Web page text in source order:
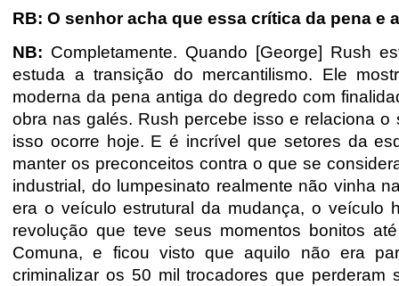
RB: O senhor acha que essa crítica da pena
NB: Completamente. Quando [George] Rush
estuda a transição do mercantilismo. Ele
moderna da pena antiga do degredo com
obra nas galés. Rush percebe isso e relaciona o
isso ocorre hoje. E é incrível que setores da
manter os preconceitos contra o que se
industrial, do lumpesinato realmente não vinha
era o veículo estrutural da mudança, o veículo
revolução que teve seus momentos bonitos
Comuna, e ficou visto que aquilo não era
criminalizar os 50 mil trocadores que